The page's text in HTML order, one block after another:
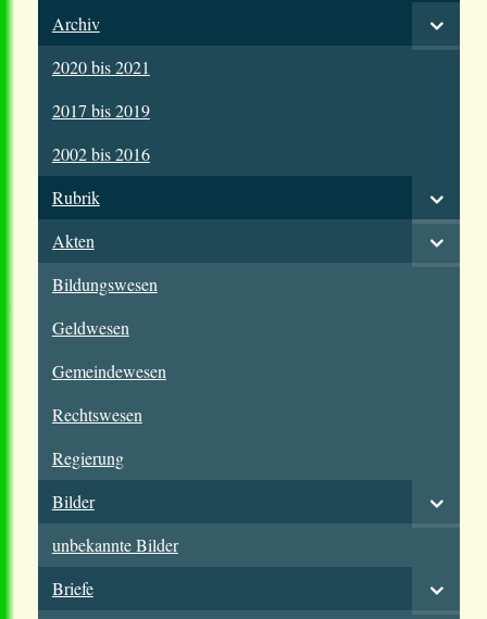
Archiv
2020 bis 2021
2017 bis 2019
2002 bis 2016
Rubrik
Akten
Bildungswesen
Geldwesen
Gemeindewesen
Rechtswesen
Regierung
Bilder
unbekannte Bilder
Briefe